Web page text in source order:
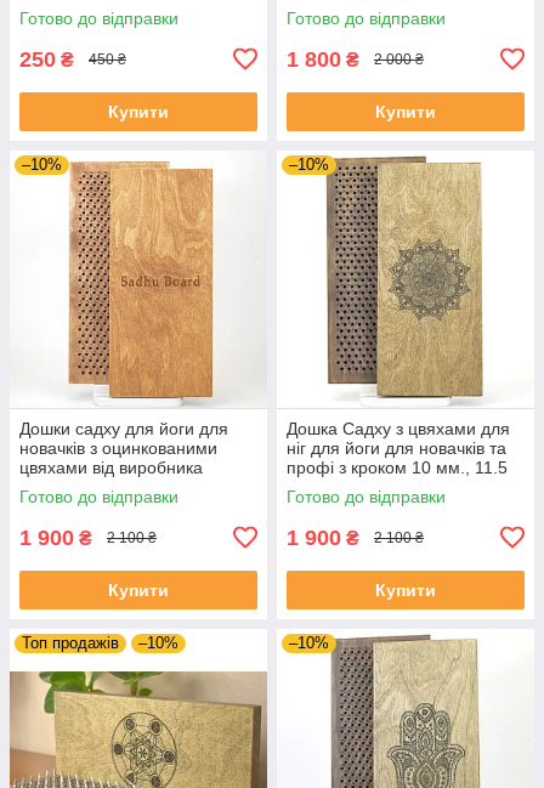
Готово до відправки
250 ₴ 450 ₴
Купити
Готово до відправки
1 800 ₴ 2 000 ₴
Купити
–10%
Дошки садху для йоги для
новачків з оцинкованими
цвяхами від виробника
morebi
Готово до відправки
1 900 ₴ 2 100 ₴
Купити
–10%
Дошка Садху з цвяхами для
ніг для йоги для новачків та
профі з кроком 10 мм., 11.5
мм, 12.5ммю, 15 мм з
гравіруванням "Мандала"
Готово до відправки
1 900 ₴ 2 100 ₴
Купити
Топ продажів –10% –10%